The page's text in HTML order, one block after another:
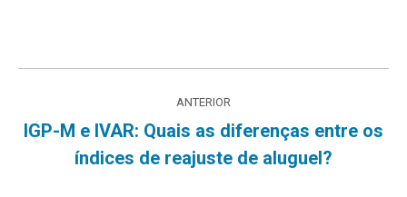
de
post:
ANTERIOR
Post
anterior:
IGP-M e IVAR: Quais as diferenças entre os
índices de reajuste de aluguel?